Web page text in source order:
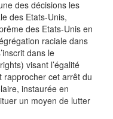
des décisions les
des Etats-Unis,
des Etats-Unis en
raciale dans
dans le
visant l’égalité
rapprocher cet arrêt du
instaurée en
un moyen de lutter